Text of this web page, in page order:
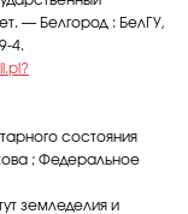
— Белгород : БелГУ,
4.
состояния
; Федеральное
земледелия и